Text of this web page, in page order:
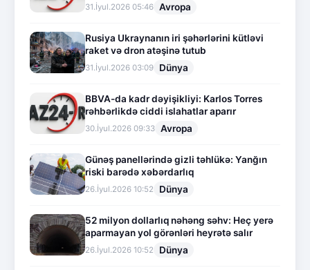
31.İyul.2026 05:46 Avropa
Rusiya Ukraynanın iri şəhərlərini kütləvi
raket və dron atəşinə tutub
31.İyul.2026 03:09 Dünya
BBVA-da kadr dəyişikliyi: Karlos Torres
rəhbərlikdə ciddi islahatlar aparır
30.İyul.2026 09:33 Avropa
Günəş panellərində gizli təhlükə: Yanğın
riski barədə xəbərdarlıq
26.İyul.2026 10:52 Dünya
52 milyon dollarlıq nəhəng səhv: Heç yerə
aparmayan yol görənləri heyrətə salır
26.İyul.2026 10:52 Dünya